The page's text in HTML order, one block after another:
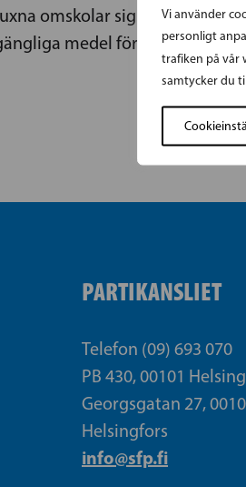
Vi använder
personligt
trafiken på vår
samtycker du
omskolar sig och råkar ut
medel förenkla och
PARTIKANSLIET
Telefon (09) 693 070
PB 430, 00101
Georgsgatan 27,
Helsingfors
info@sfp.fi